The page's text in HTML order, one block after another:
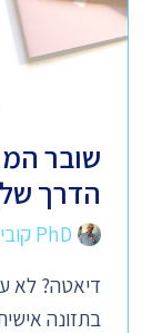
הדרך
PhD קובי עזרא יעקב
בתזונה